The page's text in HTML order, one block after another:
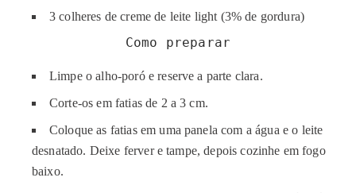
3 colheres de creme de leite light (3% de gordura)
Como preparar
Limpe o alho-poró e reserve a parte clara.
Corte-os em fatias de 2 a 3 cm.
Coloque as fatias em uma panela com a água e o leite
desnatado. Deixe ferver e tampe, depois cozinhe em fogo
baixo.